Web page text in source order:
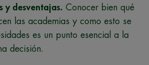
y desventajas. Conocer bien qué
las academias y como esto se
es un punto esencial a la
decisión.